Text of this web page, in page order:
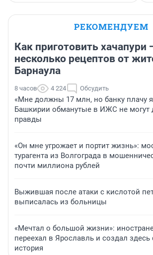
РЕКОМЕНДУЕМ
Как приготовить хачапури
несколько рецептов от
Барнаула
8 часов 4 224 Обсудить
«Мне должны 17 млн, но банку плачу
Башкирии обманутые в ИЖС не могут
правды
«Он мне угрожает и портит жизнь»:
турагента из Волгограда в
почти миллиона рублей
Выжившая после атаки с кислотой
выписалась из больницы
«Мечтал о большой жизни»:
переехал в Ярославль и создал
история